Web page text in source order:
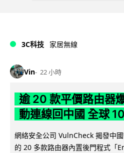
3C科技 家居無線
Vin 22 小時
逾 20 款平價路由器
動連線回中國 全球
網絡安全公司 VulnCheck 揭發中
的 20 多款路由器內置後門程式「